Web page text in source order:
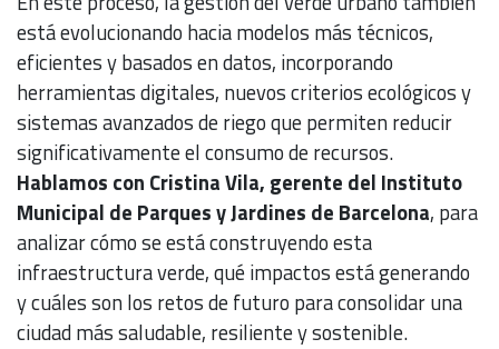
está evolucionando hacia modelos más técnicos,
eficientes y basados en datos, incorporando
herramientas digitales, nuevos criterios ecológicos y
sistemas avanzados de riego que permiten reducir
significativamente el consumo de recursos.
Hablamos con Cristina Vila, gerente del Instituto
Municipal de Parques y Jardines de Barcelona, para
analizar cómo se está construyendo esta
infraestructura verde, qué impactos está generando
y cuáles son los retos de futuro para consolidar una
ciudad más saludable, resiliente y sostenible.